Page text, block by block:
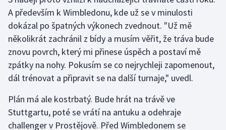
Sportovní střelba
Stolní tenis
Triatlon
Vodní slalom
A především k Wimbledonu, kde už se v minulosti
dokázal po špatných výkonech zvednout. "Už mě
několikrát zachránil z bídy a musím věřit, že tráva bude
znovu povrch, který mi přinese úspěch a postaví mě
zpátky na nohy. Pokusím se co nejrychleji zapomenout,
dál trénovat a připravit se na další turnaje," uvedl.
Plán má ale kostrbatý. Bude hrát na trávě ve
Stuttgartu, poté se vrátí na antuku a odehraje
challenger v Prostějově. Před Wimbledonem se